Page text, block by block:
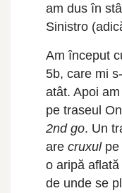
am dus în
Sinistro
Am început
5b, care mi
atât. Apoi
pe traseul
2nd go. Un
are cruxul
o aripă
de unde se